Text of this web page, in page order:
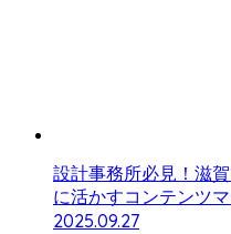
設計事務所必見！滋
に活かすコンテンツ
2025.09.27